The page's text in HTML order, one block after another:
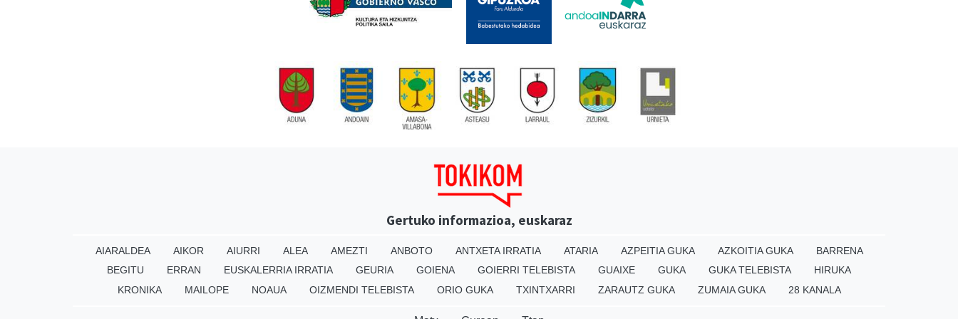
Gertuko informazioa, euskaraz
AIARALDEA AIKOR AIURRI ALEA AMEZTI ANBOTO ANTXETA IRRATIA ATARIA AZPEITIA GUKA AZKOITIA GUKA
BARRENA
BEGITU
ERRAN EUSKALERRIA IRRATIA GEURIA GOIENA GOIERRI TELEBISTA GUAIXE GUKA GUKA TELEBISTA
HIRUKA
KRONIKA
MAILOPE NOAUA OIZMENDI TELEBISTA ORIO GUKA TXINTXARRI ZARAUTZ GUKA ZUMAIA GUKA 28 KANALA